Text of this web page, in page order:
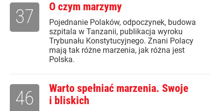
O czym marzymy
Pojednanie Polaków, odpoczynek, budowa
szpitala w Tanzanii, publikacja wyroku
Trybunału Konstytucyjnego. Znani Polacy
mają tak różne marzenia, jak różna jest
Polska.
37
Warto spełniać marzenia. Swoje
i bliskich
46